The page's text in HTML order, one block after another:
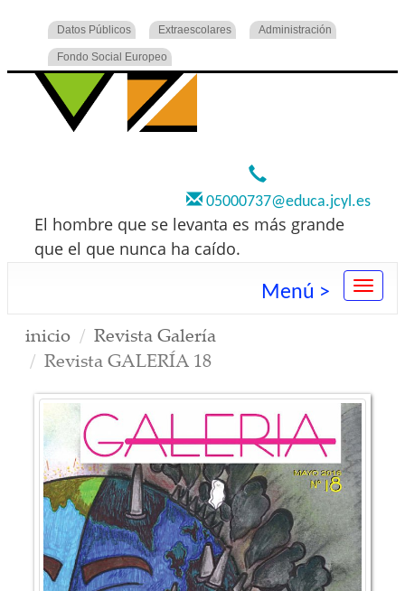
Datos Públicos Extraescolares Administración
Fondo Social Europeo
05000737@educa.jcyl.es
El hombre que se levanta es más grande
que el que nunca ha caído.
Menú >
inicio
Revista Galería
Revista GALERÍA 18